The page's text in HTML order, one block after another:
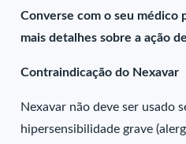
Converse com o seu médico
mais detalhes sobre a ação
Contraindicação do Nexavar
Nexavar não deve ser usado
hipersensibilidade grave